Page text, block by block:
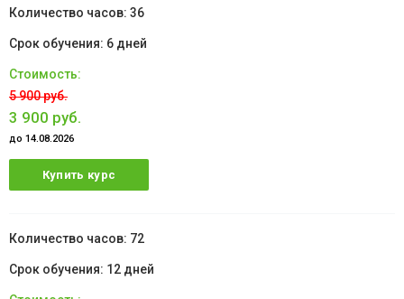
36
6 дней
5 900 руб.
3 900 руб.
до 14.08.2026
Купить курс
72
12 дней